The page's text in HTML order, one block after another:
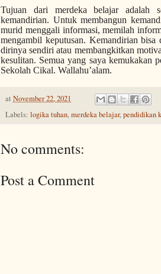
Tujuan dari merdeka belajar adalah
kemandirian. Untuk membangun
murid menggali informasi, memilah
mengambil keputusan. Kemandirian
dirinya sendiri atau membangkitkan
kesulitan. Semua yang saya kemukakan
Sekolah Cikal. Wallahu’alam.
at November 22, 2021
Labels: logika tuhan,merdeka belajar,pendidikan
No comments:
Post a Comment